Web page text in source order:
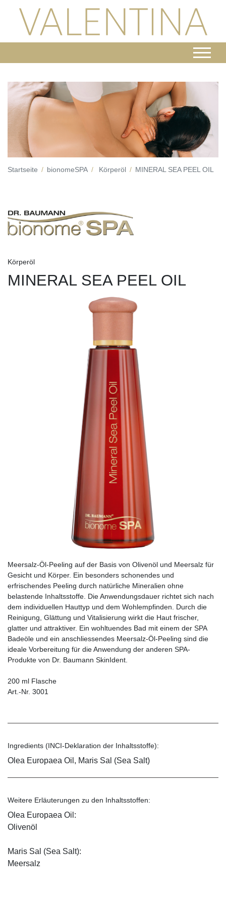
Startseite bionomeSPA Körperöl MINERAL SEA PEEL OIL
Körperöl
MINERAL SEA PEEL OIL
Meersalz-Öl-Peeling auf der Basis von Olivenöl und Meersalz für
Gesicht und Körper. Ein besonders schonendes und
erfrischendes Peeling durch natürliche Mineralien ohne
belastende Inhaltsstoffe. Die Anwendungsdauer richtet sich nach
dem individuellen Hauttyp und dem Wohlempfinden. Durch die
Reinigung, Glättung und Vitalisierung wirkt die Haut frischer,
glatter und attraktiver. Ein wohltuendes Bad mit einem der SPA
Badeöle und ein anschliessendes Meersalz-Öl-Peeling sind die
ideale Vorbereitung für die Anwendung der anderen SPA-
Produkte von Dr. Baumann SkinIdent.
200 ml Flasche
Art.-Nr. 3001
Ingredients (INCI-Deklaration der Inhaltsstoffe):
Olea Europaea Oil, Maris Sal (Sea Salt)
Weitere Erläuterungen zu den Inhaltsstoffen:
Olea Europaea Oil:
Olivenöl
Maris Sal (Sea Salt):
Meersalz